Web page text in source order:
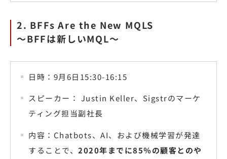
2. BFFs Are the New MQLS
〜BFFは新しいMQL〜
日時：9月6日15:30-16:15
スピーカー： Justin Keller、Sigstrのマーケ
ティング担当副社長
内容：Chatbots、AI、および機械学習が発達
することで、 2020年までに85％の顧客とのや